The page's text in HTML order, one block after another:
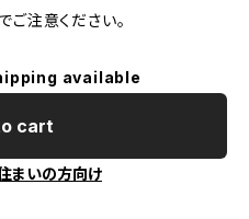
注意ください。
available
cart
まいの方向け